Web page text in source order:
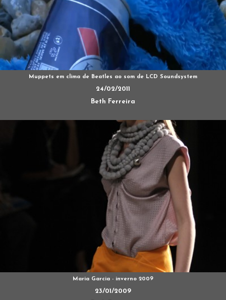
Muppets em clima de Beatles ao som de LCD Soundsystem
24/02/2011
Beth Ferreira
Maria Garcia - inverno 2009
23/01/2009